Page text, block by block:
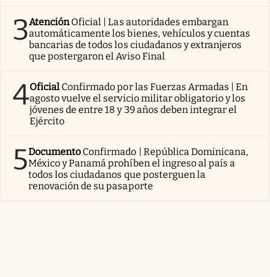
3AtenciónOficial | Las autoridades embargan
automáticamente los bienes, vehículos y cuentas
bancarias de todos los ciudadanos y extranjeros
que postergaron el Aviso Final
4Oficial Confirmado por las Fuerzas Armadas | En
agosto vuelve el servicio militar obligatorio y los
jóvenes de entre 18 y 39 años deben integrar el
Ejército
5Documento Confirmado | República Dominicana,
México y Panamá prohíben el ingreso al país a
todos los ciudadanos que posterguen la
renovación de su pasaporte